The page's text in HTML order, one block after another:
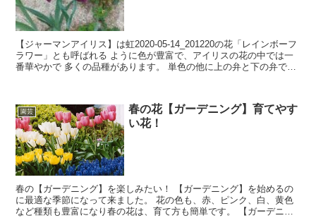
【ジャーマンアイリス】は虹2020-05-14_201220の花「レインボーフ
ラワー」とも呼ばれる ように色が豊富で、アイリスの花の中では一
番華やかで 多くの品種があります。 単色の他に上の弁と下の弁で色
場所に植え替えると 株が大きくなりました。
園芸
春の花【ガーデニング】育てやす
い花！
春の【ガーデニング】を楽しみたい！ 【ガーデニング】を始めるの
に最適な季節になって来ました。 花の色も、赤、ピンク、白、黄色
など種類も豊富になり春の花は、育て方も簡単です。 【ガーデニン